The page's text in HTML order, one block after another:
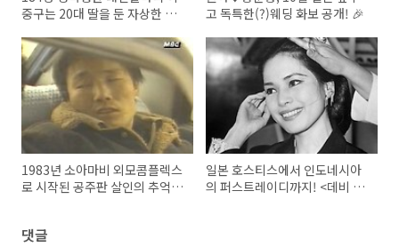
중구는 20대 딸을 둔 자상한 아
고 독특한(?)웨딩 화보 공개! 🎉
1983년 소아마비 외모콤플렉스
로 시작된 공주판 살인의 추억
일본 호스티스에서 인도네시아
의 퍼스트레이디까지! <데비 수
댓글